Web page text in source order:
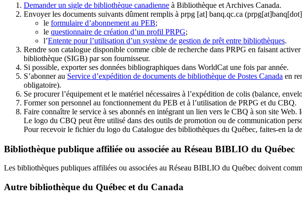
Demander un sigle de bibliothèque canadienne à Bibliothèque et Archives Canada.
Envoyer les documents suivants dûment remplis à prpg [at] banq.qc.ca
le formulaire d’abonnement au PEB;
le questionnaire de création d’un profil PRPG;
l’Entente pour l’utilisation d’un système de gestion de prêt entre bibliothèques.
Rendre son catalogue disponible comme cible de recherche dans PRPG en faisant
bibliothèque (SIGB) par son fournisseur.
Si possible, exporter ses données bibliographiques dans WorldCat une fois par année.
S’abonner au Service d’expédition de documents de bibliothèque de Postes Canada en
obligatoire).
Se procurer l’équipement et le matériel nécessaires à l’expédition de colis (balance,
Former son personnel au fonctionnement du PEB et à l’utilisation de PRPG et du CBQ.
Faire connaître le service à ses abonnés en intégrant un lien vers le CBQ à son site
Le logo du CBQ peut être utilisé dans des outils de promotion ou de communication
Pour recevoir le fichier du logo du Catalogue des bibliothèques du Québec, faites-en la
Bibliothèque publique affiliée ou associée au Réseau BIBLIO du Québec
Les bibliothèques publiques affiliées ou associées au Réseau BIBLIO du Québec doivent
Autre bibliothèque du Québec et du Canada